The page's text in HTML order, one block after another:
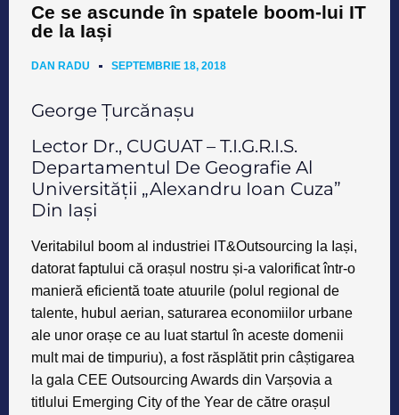
Ce se ascunde în spatele boom-lui IT
de la Iași
DAN RADU SEPTEMBRIE 18, 2018
George Țurcănașu
Lector Dr., CUGUAT – T.I.G.R.I.S.
Departamentul De Geografie Al
Universității „Alexandru Ioan Cuza”
Din Iași
Veritabilul boom al industriei IT&Outsourcing la Iași,
datorat faptului că orașul nostru și-a valorificat într-o
manieră eficientă toate atuurile (polul regional de
talente, hubul aerian, saturarea economiilor urbane
ale unor orașe ce au luat startul în aceste domenii
mult mai de timpuriu), a fost răsplătit prin câștigarea
la gala CEE Outsourcing Awards din Varșovia a
titlului Emerging City of the Year de către orașul